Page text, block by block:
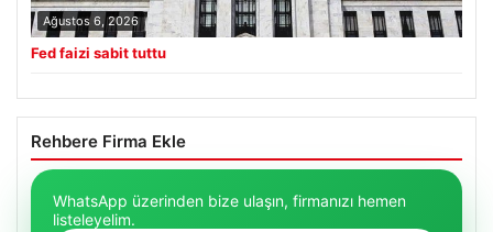
Ağustos 6, 2026
Fed faizi sabit tuttu
Rehbere Firma Ekle
WhatsApp üzerinden bize ulaşın, firmanızı hemen
listeleyelim.